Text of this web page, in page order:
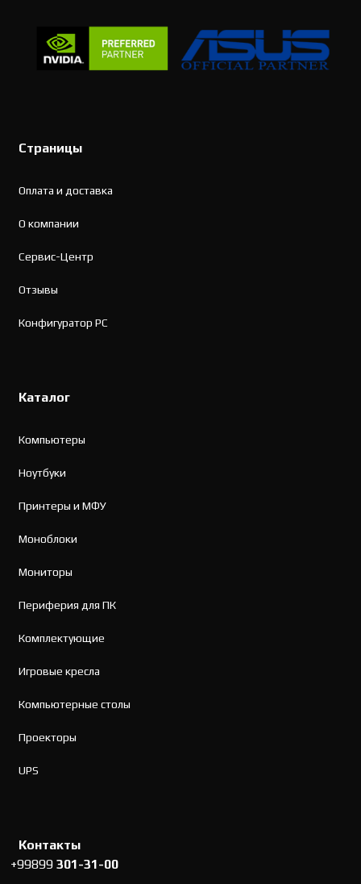
Страницы
Оплата и доставка
О компании
Сервис-Центр
Отзывы
Конфигуратор PC
Каталог
Компьютеры
Ноутбуки
Принтеры и МФУ
Моноблоки
Мониторы
Периферия для ПК
Комплектующие
Игровые кресла
Компьютерные столы
Проекторы
UPS
Контакты
+99899301-31-00